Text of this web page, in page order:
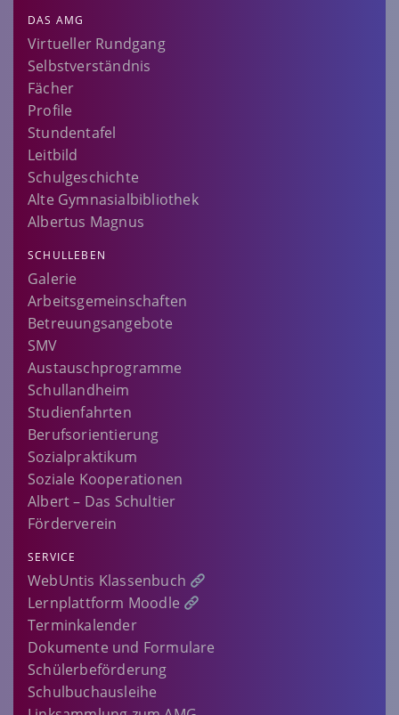
DAS AMG
Virtueller Rundgang
Selbstverständnis
Fächer
Profile
Stundentafel
Leitbild
Schulgeschichte
Alte Gymnasialbibliothek
Albertus Magnus
SCHULLEBEN
Galerie
Arbeitsgemeinschaften
Betreuungsangebote
SMV
Austauschprogramme
Schullandheim
Studienfahrten
Berufsorientierung
Sozialpraktikum
Soziale Kooperationen
Albert – Das Schultier
Förderverein
SERVICE
WebUntis Klassenbuch
Lernplattform Moodle
Terminkalender
Dokumente und Formulare
Schülerbeförderung
Schulbuchausleihe